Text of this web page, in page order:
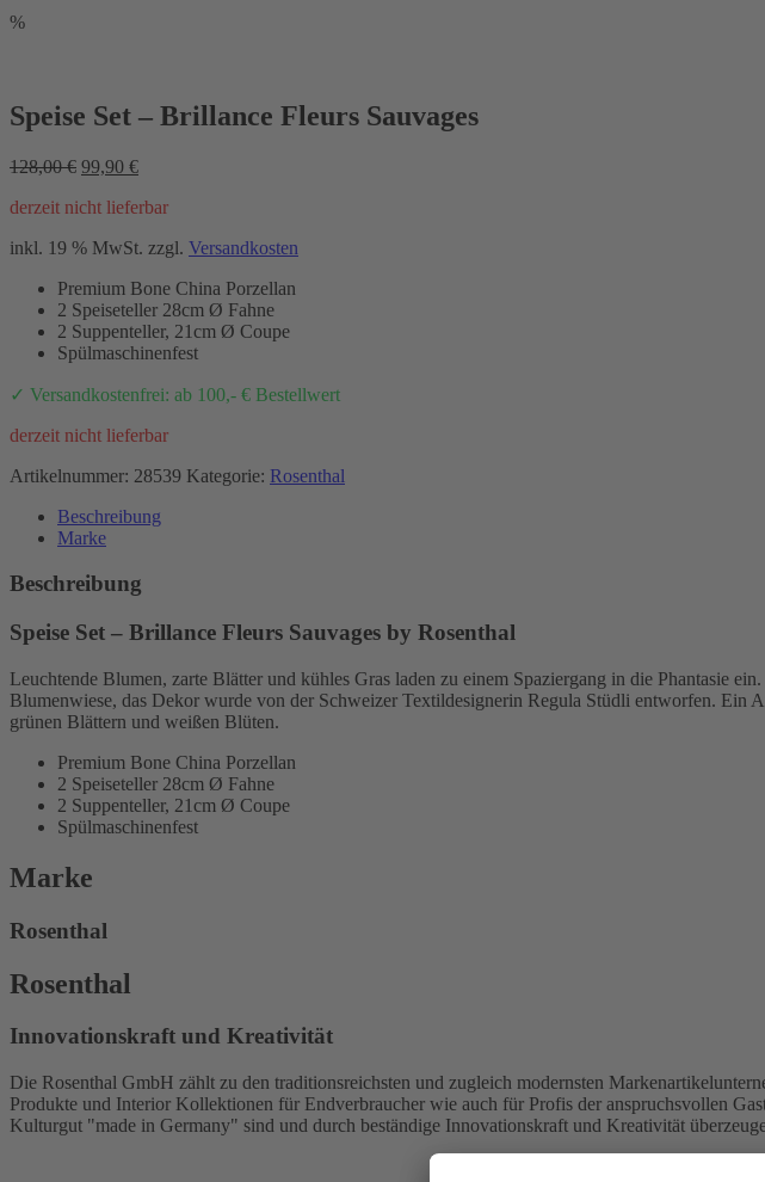
%
Speise Set – Brillance Fleurs Sauvages
128,00€ Ursprünglicher
war:
99,90 €Aktueller
ist:
derzeit nicht lieferbar
inkl. 19 % MwSt. zzgl. Versandkosten
Premium Bone China Porzellan
2 Speiseteller 28cm Ø Fahne
2 Suppenteller, 21cm Ø Coupe
Spülmaschinenfest
✓ Versandkostenfrei: ab 100,- € Bestellwert
derzeit nicht lieferbar
Artikelnummer: 28539 Kategorie: Rosenthal
Beschreibung
Marke
Beschreibung
Speise Set – Brillance Fleurs Sauvages by Rosenthal
Leuchtende Blumen, zarte Blätter und kühles Gras laden zu einem Spaziergang in die Phantasie
Blumenwiese, das Dekor wurde von der Schweizer Textildesignerin Regula Stüdli entworfen.
grünen Blättern und weißen Blüten.
Premium Bone China Porzellan
2 Speiseteller 28cm Ø Fahne
2 Suppenteller, 21cm Ø Coupe
Spülmaschinenfest
Marke
Rosenthal
Rosenthal
Innovationskraft und Kreativität
Die Rosenthal GmbH zählt zu den traditionsreichsten und zugleich modernsten
Produkte und Interior Kollektionen für Endverbraucher wie auch für Profis der anspruchsvollen
Kulturgut "made in Germany" sind und durch beständige Innovationskraft und Kreativität